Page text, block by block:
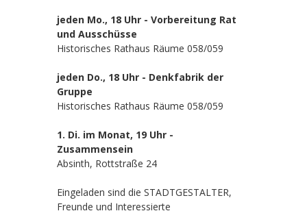
jeden Mo., 18 Uhr - Vorbereitung Rat
und Ausschüsse
Historisches Rathaus Räume 058/059
jeden Do., 18 Uhr - Denkfabrik der
Gruppe
Historisches Rathaus Räume 058/059
1. Di. im Monat, 19 Uhr -
Zusammensein
Absinth, Rottstraße 24
Eingeladen sind die STADTGESTALTER,
Freunde und Interessierte